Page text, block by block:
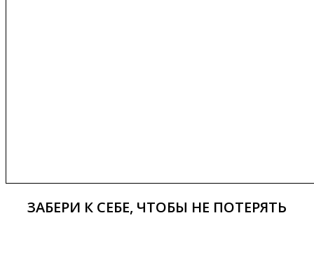
ЗАБЕРИ К СЕБЕ, ЧТОБЫ НЕ ПОТЕРЯТЬ